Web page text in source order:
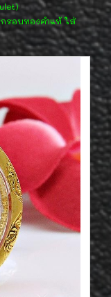
กรอบทองคำแท้ ใส่